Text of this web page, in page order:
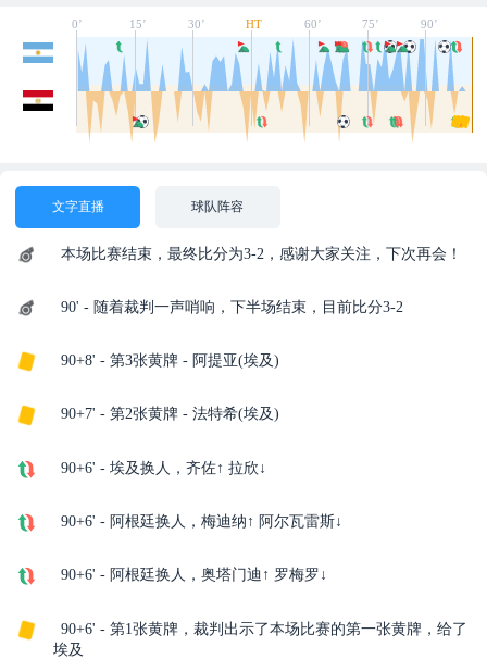
0’ 15’ 30’ HT 60’ 75’ 90’
文字直播 球队阵容
本场比赛结束，最终比分为3-2，感谢大家关注，下次再会！
90' - 随着裁判一声哨响，下半场结束，目前比分3-2
90+8' - 第3张黄牌 - 阿提亚(埃及)
90+7' - 第2张黄牌 - 法特希(埃及)
90+6' - 埃及换人，齐佐↑ 拉欣↓
90+6' - 阿根廷换人，梅迪纳↑ 阿尔瓦雷斯↓
90+6' - 阿根廷换人，奥塔门迪↑ 罗梅罗↓
90+6' - 第1张黄牌，裁判出示了本场比赛的第一张黄牌，给了
埃及